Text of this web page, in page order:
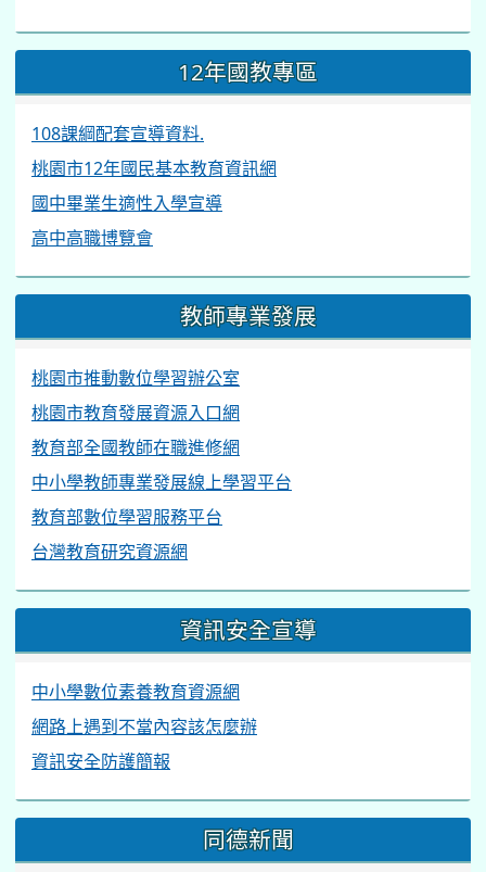
12年國教專區
108課綱配套宣導資料.
桃園市12年國民基本教育資訊網
國中畢業生適性入學宣導
高中高職博覽會
教師專業發展
桃園市推動數位學習辦公室
桃園市教育發展資源入口網
教育部全國教師在職進修網
中小學教師專業發展線上學習平台
教育部數位學習服務平台
台灣教育研究資源網
資訊安全宣導
中小學數位素養教育資源網
網路上遇到不當內容該怎麼辦
資訊安全防護簡報
同德新聞